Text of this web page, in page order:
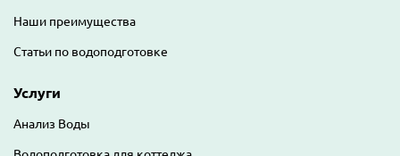
Наши преимущества
Статьи по водоподготовке
Услуги
Анализ Воды